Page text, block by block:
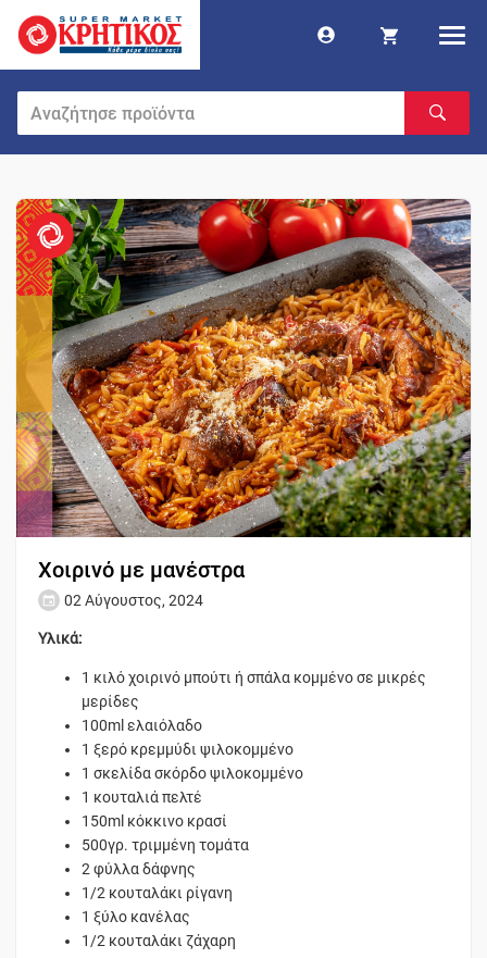
Χοιρινό με μανέστρα
02 Αύγουστος, 2024
Υλικά:
1 κιλό χοιρινό μπούτι ή σπάλα κομμένο σε μικρές
μερίδες
100ml ελαιόλαδο
1 ξερό κρεμμύδι ψιλοκομμένο
1 σκελίδα σκόρδο ψιλοκομμένο
1 κουταλιά πελτέ
150ml κόκκινο κρασί
500γρ. τριμμένη τομάτα
2 φύλλα δάφνης
1/2 κουταλάκι ρίγανη
1 ξύλο κανέλας
1/2 κουταλάκι ζάχαρη